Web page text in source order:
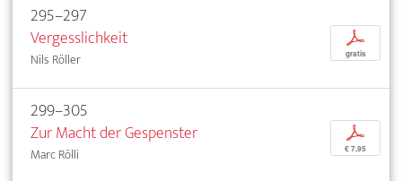
295–297
Vergesslichkeit
Nils Röller
p
gratis
299–305
Zur Macht der Gespenster
Marc Rölli
p
€ 7,95